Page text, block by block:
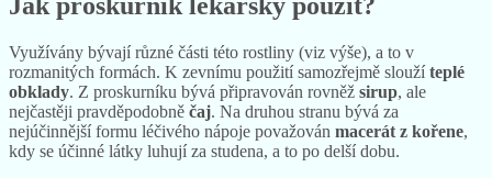
Jak proskurník lékařský použít?
Využívány bývají různé části této rostliny (viz výše), a to v
rozmanitých formách. K zevnímu použití samozřejmě sloužíteplé
obklady. Z proskurníku bývá připravován rovněž sirup, ale
nejčastěji pravděpodobně čaj. Na druhou stranu bývá za
nejúčinnější formu léčivého nápoje považován macerát z kořene,
kdy se účinné látky luhují za studena, a to po delší dobu.